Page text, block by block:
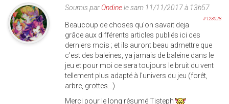
Soumis parOndinele sam 11/11/2017 à 13h57
#123028
Beaucoup de choses qu'on savait deja
grâce aux différents articles publiés ici ces
derniers mois ; et ils auront beau admettre que
c'est des baleines, ya jamais de baleine dans le
jeu et pour moi ce sera toujours le bruit du vent
tellement plus adapté à l'univers du jeu (forêt,
arbre, grottes...)
Merci pour le long résumé Tisteph